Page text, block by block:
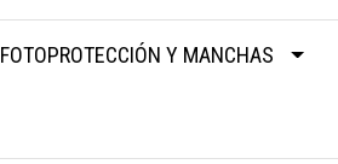
FOTOPROTECCIÓN Y MANCHAS